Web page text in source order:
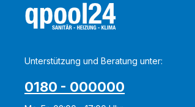
Unterstützung und Beratung unter:
0180 - 000000